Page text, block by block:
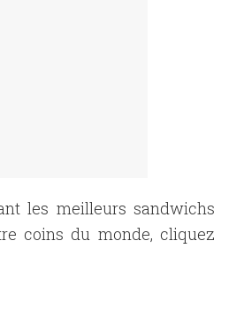
les meilleurs sandwichs
coins du monde, cliquez